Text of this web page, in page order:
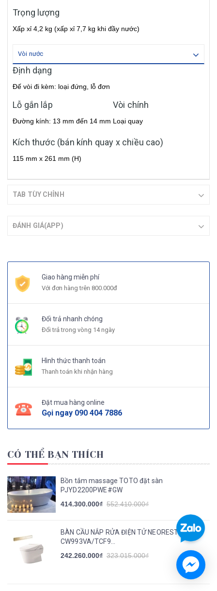
Trọng lượng
Xấp xỉ 4,2 kg (xấp xỉ 7,7 kg khi đầy nước)
Vòi nước
Định dạng
Đế vòi đi kèm: loại đứng, lỗ đơn
Lỗ gắn lắp
Đường kính: 13 mm đến 14 mm
Vòi chính
Loại quay
Kích thước (bán kính quay x chiều cao)
115 mm x 261 mm (H)
TAB TÙY CHỈNH
ĐÁNH GIÁ(APP)
Giao hàng miễn phí
Với đơn hàng trên 800.000đ
Đổi trả nhanh chóng
Đổi trả trong vòng 14 ngày
Hình thức thanh toán
Thanh toán khi nhận hàng
Đặt mua hàng online
Gọi ngay 090 404 7886
CÓ THỂ BẠN THÍCH
Bồn tắm massage TOTO đặt sàn
PJYD2200PWE#GW
414.300.000₫ 552.410.000₫
BÀN CẦU NẮP RỬA ĐIỆN TỬ NEOREST :
CW993VA/TCF9...
242.260.000₫ 323.015.000₫